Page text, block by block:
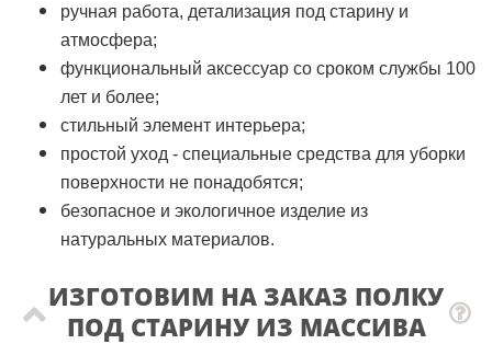
ручная работа, детализация под старину и
атмосфера;
функциональный аксессуар со сроком службы 100
лет и более;
стильный элемент интерьера;
простой уход - специальные средства для уборки
поверхности не понадобятся;
безопасное и экологичное изделие из
натуральных материалов.
ИЗГОТОВИМ НА ЗАКАЗ ПОЛКУ
ПОД СТАРИНУ ИЗ МАССИВА